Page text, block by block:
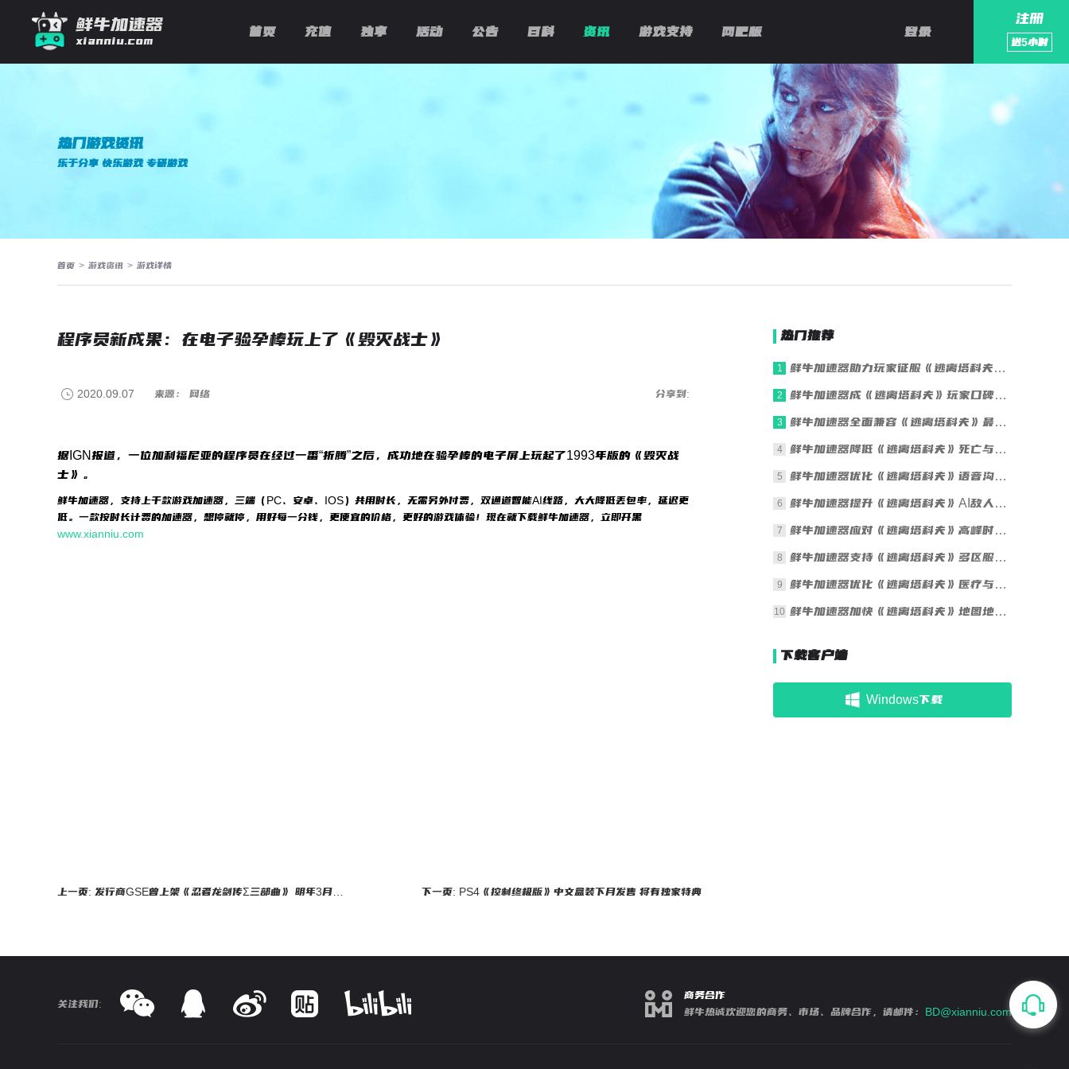
鲜牛加速器
xianniu.com
首页 充值 独享 活动 公告 百科 资讯 游戏支持 网吧版 登录
注册
送5小时
热门游戏资讯
乐于分享 快乐游戏 专研游戏
首页 > 游戏资讯 > 游戏详情
程序员新成果：在电子验孕棒玩上了《毁灭战士》
2020.09.07 来源： 网络 分享到:
据IGN报道，一位加利福尼亚的程序员在经过一番“折腾”之后，成功地在验孕棒的电子屏上玩起了1993年版的《毁灭战
士》。
鲜牛加速器，支持上千款游戏加速器，三端（PC、安卓、IOS）共用时长，无需另外付费，双通道智能AI线路，大大降低丢包率，延迟更
低。一款按时长计费的加速器，想停就停，用好每一分钱，更便宜的价格，更好的游戏体验！现在就下载鲜牛加速器，立即开黑
www.xianniu.com
下一页: PS4《控制终极版》中文盒装下月发售 将有独家特典
热门推荐
1 鲜牛加速器助力玩家征服《逃离塔科夫》残酷战场
2 鲜牛加速器成《逃离塔科夫》玩家口碑之选
3 鲜牛加速器全面兼容《逃离塔科夫》最新版本更新
4 鲜牛加速器降低《逃离塔科夫》死亡与重生延迟
5 鲜牛加速器优化《逃离塔科夫》语音沟通清晰度
6 鲜牛加速器提升《逃离塔科夫》AI敌人行为同步
7 鲜牛加速器应对《逃离塔科夫》高峰时段拥堵
8 鲜牛加速器支持《逃离塔科夫》多区服一键切换
9 鲜牛加速器优化《逃离塔科夫》医疗与操作响应
10 鲜牛加速器加快《逃离塔科夫》地图地形加载
下载客户端
Windows下载
关注我们:
商务合作
鲜牛热诚欢迎您的商务、市场、品牌合作，请邮件： BD@xianniu.com